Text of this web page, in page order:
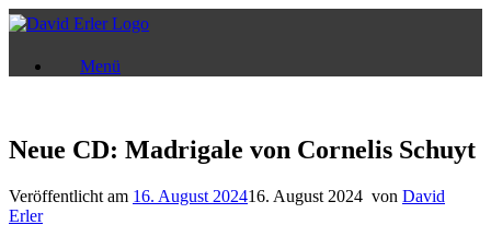
Zum
Inhalt
Menü
Neue CD: Madrigale von Cornelis Schuyt
Veröffentlicht am 16. August 202416. August 2024 von David
Erler